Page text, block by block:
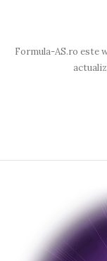
Formula-AS.ro este